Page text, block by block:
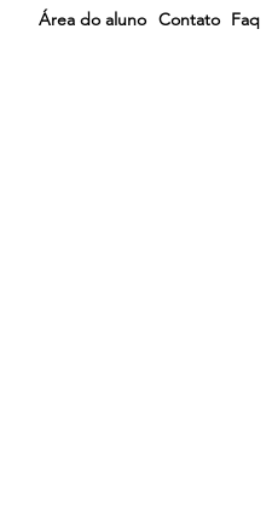
Área do aluno Contato Faq